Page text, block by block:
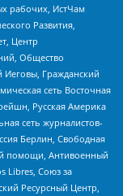
рабочих, ИстЧам
Развития,
Центр
Общество
Иеговы, Гражданский
сеть Восточная
Русская Америка
сеть журналистов-
Берлин, Свободная
помощи, Антивоенный
Libres, Союз за
Ресурсный Центр,